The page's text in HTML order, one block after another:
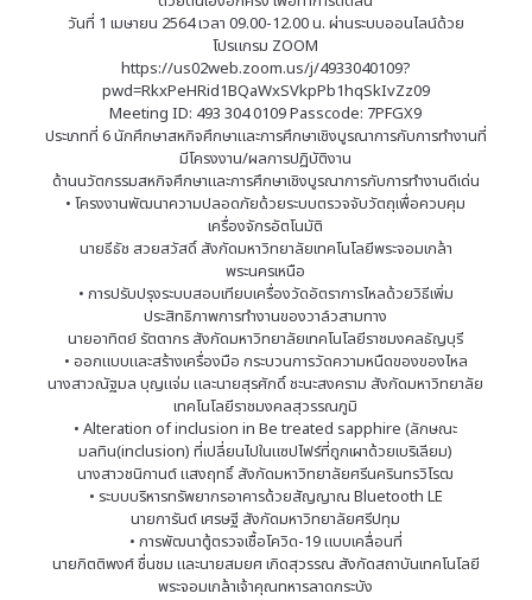
วันที่ 1 เมษายน 2564 เวลา 09.00-12.00 น. ผ่านระบบออนไลน์ด้วย
โปรแกรม ZOOM
https://us02web.zoom.us/j/4933040109?
pwd=RkxPeHRid1BQaWxSVkpPb1hqSkIvZz09
Meeting ID: 493 304 0109 Passcode: 7PFGX9
ประเภทที่ 6 นักศึกษาสหกิจศึกษาและการศึกษาเชิงบูรณาการกับการทำงานที่
มีโครงงาน/ผลการปฏิบัติงาน
ด้านนวัตกรรมสหกิจศึกษาและการศึกษาเชิงบูรณาการกับการทำงานดีเด่น
• โครงงานพัฒนาความปลอดภัยด้วยระบบตรวจจับวัตถุเพื่อควบคุม
เครื่องจักรอัตโนมัติ
นายธีธัช สวยสวัสดิ์ สังกัดมหาวิทยาลัยเทคโนโลยีพระจอมเกล้า
พระนครเหนือ
• การปรับปรุงระบบสอบเทียบเครื่องวัดอัตราการไหลด้วยวิธีเพิ่ม
ประสิทธิภาพการทำงานของวาล์วสามทาง
นายอาทิตย์ รัตตากร สังกัดมหาวิทยาลัยเทคโนโลยีราชมงคลธัญบุรี
• ออกแบบและสร้างเครื่องมือ กระบวนการวัดความหนืดของของไหล
นางสาวณัฐมล บุญแจ่ม และนายสุรศักดิ์ ชะนะสงคราม สังกัดมหาวิทยาลัย
เทคโนโลยีราชมงคลสุวรรณภูมิ
• Alteration of inclusion in Be treated sapphire (ลักษณะ
มลทิน(inclusion) ที่เปลี่ยนไปในแซปไฟร์ที่ถูกเผาด้วยเบริเลียม)
นางสาวชนิกานต์ แสงฤทธิ์ สังกัดมหาวิทยาลัยศรีนครินทรวิโรฒ
• ระบบบริหารทรัพยากรอาคารด้วยสัญญาณ Bluetooth LE
นายการันต์ เศรษฐี สังกัดมหาวิทยาลัยศรีปทุม
• การพัฒนาตู้ตรวจเชื้อโควิด-19 แบบเคลื่อนที่
นายกิตติพงศ์ ชื่นชม และนายสมยศ เกิดสุวรรณ สังกัดสถาบันเทคโนโลยี
พระจอมเกล้าเจ้าคุณทหารลาดกระบัง